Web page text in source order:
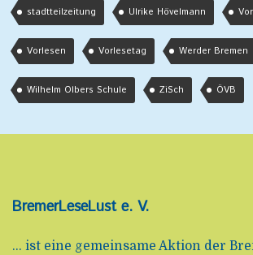
stadtteilzeitung Ulrike Hövelmann
Vorlesen Vorlesetag Werder Bremen
Wilhelm Olbers Schule ZiSch ÖVB
BremerLeseLust e. V.
... ist eine gemeinsame Aktion der